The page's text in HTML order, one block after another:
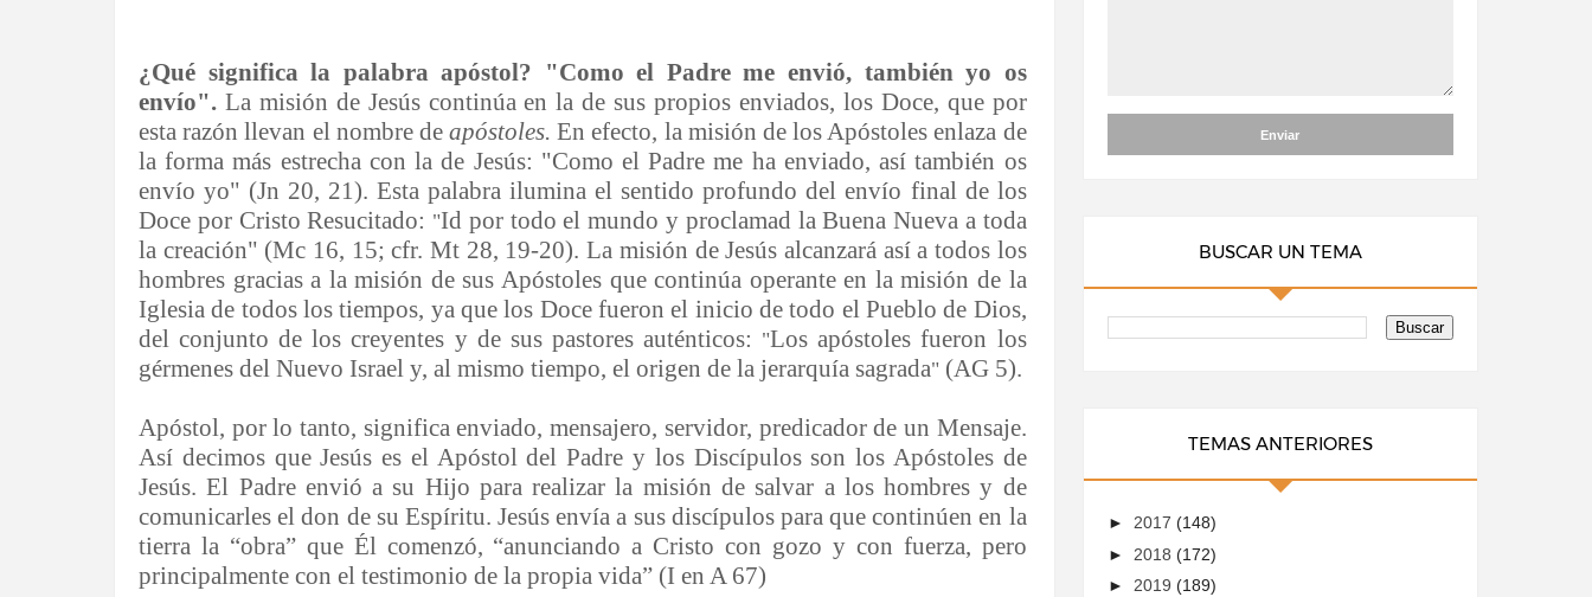
¿Qué significa la palabra apóstol? "Como el Padre me envió, también yo os
envío". La misión de Jesús continúa en la de sus propios enviados, los Doce, que por
esta razón llevan el nombre deapóstoles.En efecto, la misión de los Apóstoles enlaza de
la forma más estrecha con la de Jesús: "Como el Padre me ha enviado, así también os
envío yo" (Jn 20, 21). Esta palabra ilumina el sentido profundo del envío final de los
Doce por Cristo Resucitado: "Id por todo el mundo y proclamad la Buena Nueva a toda
la creación" (Mc 16, 15; cfr. Mt 28, 19-20). La misión de Jesús alcanzará así a todos los
hombres gracias a la misión de sus Apóstoles que continúa operante en la misión de la
Iglesia de todos los tiempos, ya que los Doce fueron el inicio de todo el Pueblo de Dios,
del conjunto de los creyentes y de sus pastores auténticos: "Los apóstoles fueron los
gérmenes del Nuevo Israel y, al mismo tiempo, el origen de la jerarquía sagrada" (AG 5).
Apóstol, por lo tanto, significa enviado, mensajero, servidor, predicador de un Mensaje.
Así decimos que Jesús es el Apóstol del Padre y los Discípulos son los Apóstoles de
Jesús. El Padre envió a su Hijo para realizar la misión de salvar a los hombres y de
comunicarles el don de su Espíritu. Jesús envía a sus discípulos para que continúen en la
tierra la “obra” que Él comenzó, “anunciando a Cristo con gozo y con fuerza, pero
principalmente con el testimonio de la propia vida” (I en A 67)
BUSCAR UN TEMA
TEMAS ANTERIORES
► 2017 (148)
► 2018 (172)
► 2019 (189)